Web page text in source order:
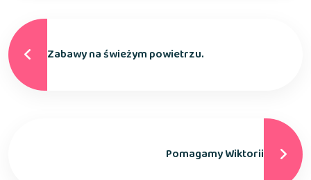
Zabawy na świeżym powietrzu.
Pomagamy Wiktorii